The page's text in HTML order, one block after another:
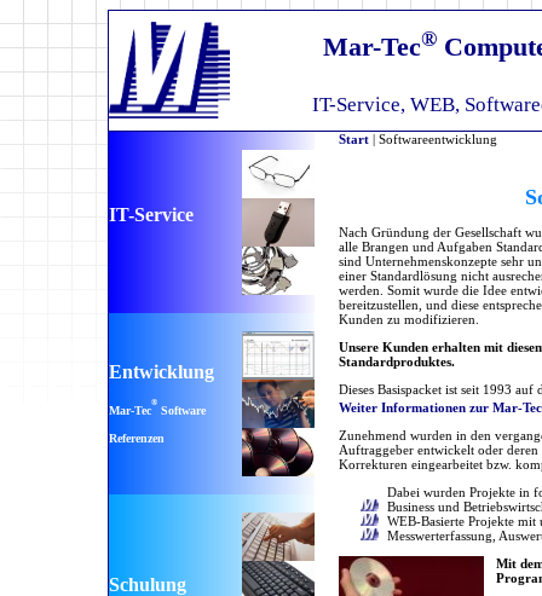
Mar-Tec®
IT-Service, WEB,
IT-Service
Entwicklung
Mar-Tec
®
Software
Referenzen
Schulung
Start | Softwareentwicklung
Nach Gründung der Gesellschaft
alle Brangen und Aufgaben
sind Unternehmenskonzepte sehr
einer Standardlösung nicht
werden. Somit wurde die Idee
bereitzustellen, und diese
Kunden zu modifizieren.
Unsere Kunden erhalten mit
Standardproduktes.
Dieses Basispacket ist seit 1993
Weiter Informationen zur Mar-Tec
Zunehmend wurden in den
Auftraggeber entwickelt oder
Korrekturen eingearbeitet bzw.
Dabei wurden Projekte in
Business und
WEB-Basierte Projekte
Messwerterfassung,
Mit